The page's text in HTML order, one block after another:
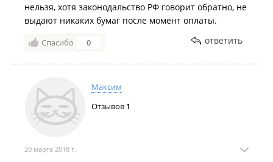
нельзя, хотя законодальство РФ говорит обратно, не
выдают никаких бумаг после момент оплаты.
Спасибо 0 ответить
Максим
Отзывов 1
20 марта 2018 г.